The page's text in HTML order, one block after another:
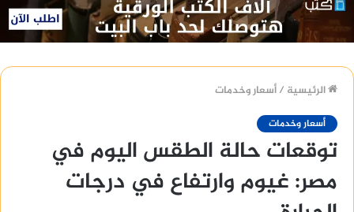
الرئيسية /أسعار وخدمات
أسعار وخدمات
توقعات حالة الطقس اليوم في
مصر: غيوم وارتفاع في درجات